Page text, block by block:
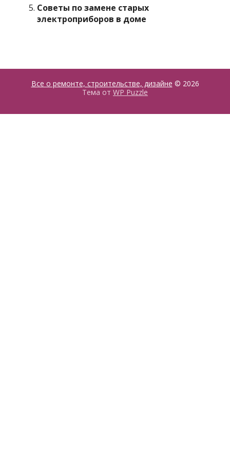
Советы по замене старых
электроприборов в доме
Все о ремонте, строительстве, дизайне © 2026
Тема от WP Puzzle